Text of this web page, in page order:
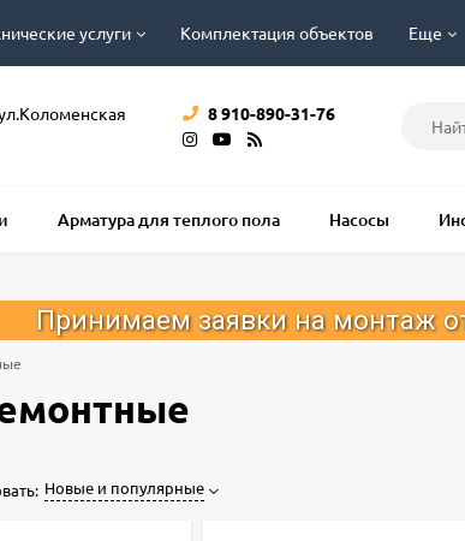
услуги Комплектация объектов Еще
8 910-890-31-76
Арматура для теплого пола Насосы
заявки на монтаж отопления,
Новые и популярные